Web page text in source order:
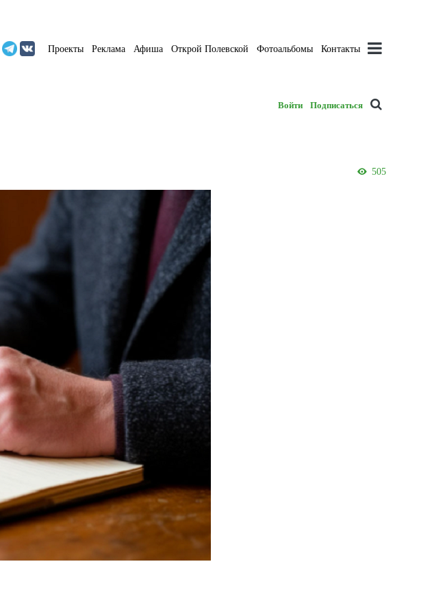
Проекты Реклама Афиша Открой Полевской Фотоальбомы Контакты
Войти Подписаться
505